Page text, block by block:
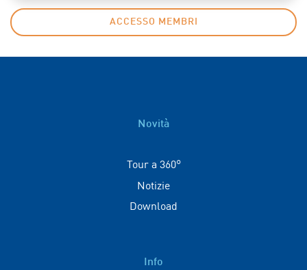
ACCESSO MEMBRI
Novità
Tour a 360°
Notizie
Download
Info